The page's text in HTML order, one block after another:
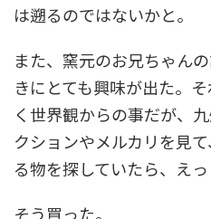
は遡るのではないかと。
また、窯元のお兄ちゃん
きにとても興味が出た。
く世界観からの事だが、
クションやメルカリを見
る物を探していたら、えっ
そう買った。